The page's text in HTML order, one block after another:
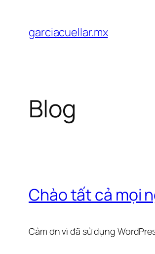
garciacuellar.mx
Blog
Chào tất cả mọi
Cảm ơn vì đã sử dụng